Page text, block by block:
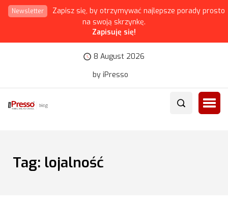
Newsletter
Zapisz się, by otrzymywać najlepsze porady prosto
na swoją skrzynkę.
Zapisuję się!
8 August 2026
by iPresso
Tag: lojalność